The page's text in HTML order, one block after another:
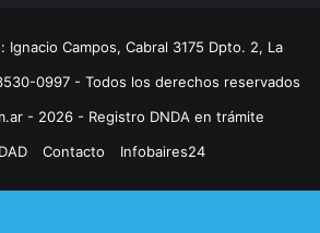
Campos, Cabral 3175 Dpto. 2, La
0997 - Todos los derechos reservados
- 2026 - Registro DNDA en trámite
Contacto Infobaires24